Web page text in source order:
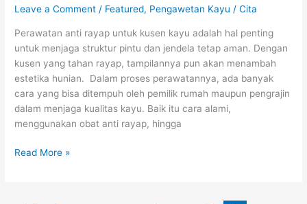
Leave a Comment / Featured, Pengawetan Kayu /Cita
Perawatan anti rayap untuk kusen kayu adalah hal penting
untuk menjaga struktur pintu dan jendela tetap aman. Dengan
kusen yang tahan rayap, tampilannya pun akan menambah
estetika hunian. Dalam proses perawatannya, ada banyak
cara yang bisa ditempuh oleh pemilik rumah maupun pengrajin
dalam menjaga kualitas kayu. Baik itu cara alami,
menggunakan obat anti rayap, hingga
Read More »